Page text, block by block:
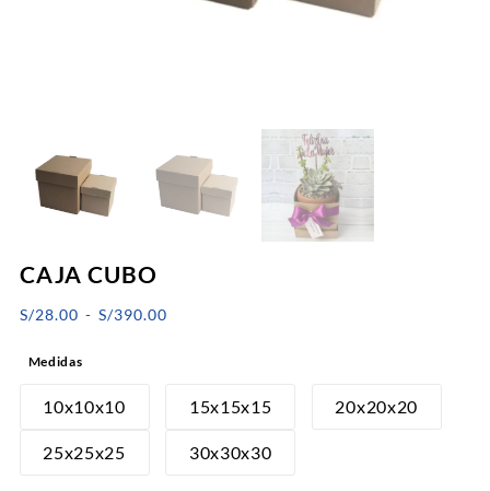
CAJA CUBO
S/28.00 - S/390.00Rango
desde
hasta
Medidas
10x10x10 15x15x15 20x20x20
25x25x25 30x30x30